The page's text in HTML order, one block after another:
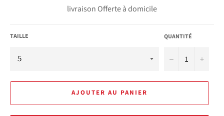
livraison Offerte à domicile
TAILLE QUANTITÉ
− +
AJOUTER AU PANIER